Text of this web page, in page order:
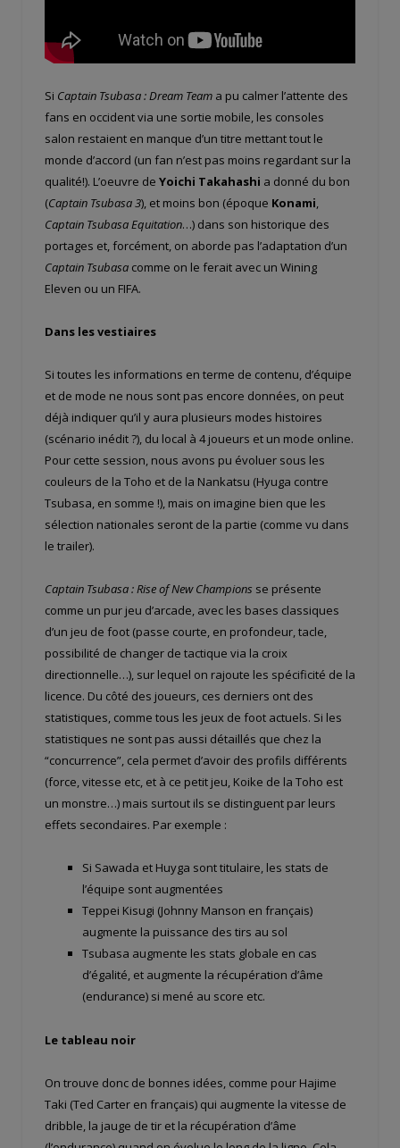
Si Captain Tsubasa : Dream Team a pu calmer l’attente des
fans en occident via une sortie mobile, les consoles
salon restaient en manque d’un titre mettant tout le
monde d’accord (un fan n’est pas moins regardant sur la
qualité!). L’oeuvre de Yoichi Takahashi a donné du bon
(Captain Tsubasa 3), et moins bon (époque Konami,
Captain Tsubasa Equitation…) dans son historique des
portages et, forcément, on aborde pas l’adaptation d’un
Captain Tsubasa comme on le ferait avec un Wining
Eleven ou un FIFA.
Dans les vestiaires
Si toutes les informations en terme de contenu, d’équipe
et de mode ne nous sont pas encore données, on peut
déjà indiquer qu’il y aura plusieurs modes histoires
(scénario inédit ?), du local à 4 joueurs et un mode online.
Pour cette session, nous avons pu évoluer sous les
couleurs de la Toho et de la Nankatsu (Hyuga contre
Tsubasa, en somme !), mais on imagine bien que les
sélection nationales seront de la partie (comme vu dans
le trailer).
Captain Tsubasa : Rise of New Champions se présente
comme un pur jeu d’arcade, avec les bases classiques
d’un jeu de foot (passe courte, en profondeur, tacle,
possibilité de changer de tactique via la croix
directionnelle…), sur lequel on rajoute les spécificité de la
licence. Du côté des joueurs, ces derniers ont des
statistiques, comme tous les jeux de foot actuels. Si les
statistiques ne sont pas aussi détaillés que chez la
“concurrence”, cela permet d’avoir des profils différents
(force, vitesse etc, et à ce petit jeu, Koike de la Toho est
un monstre…) mais surtout ils se distinguent par leurs
effets secondaires. Par exemple :
Si Sawada et Huyga sont titulaire, les stats de
l’équipe sont augmentées
Teppei Kisugi (Johnny Manson en français)
augmente la puissance des tirs au sol
Tsubasa augmente les stats globale en cas
d’égalité, et augmente la récupération d’âme
(endurance) si mené au score etc.
Le tableau noir
On trouve donc de bonnes idées, comme pour Hajime
Taki (Ted Carter en français) qui augmente la vitesse de
dribble, la jauge de tir et la récupération d’âme